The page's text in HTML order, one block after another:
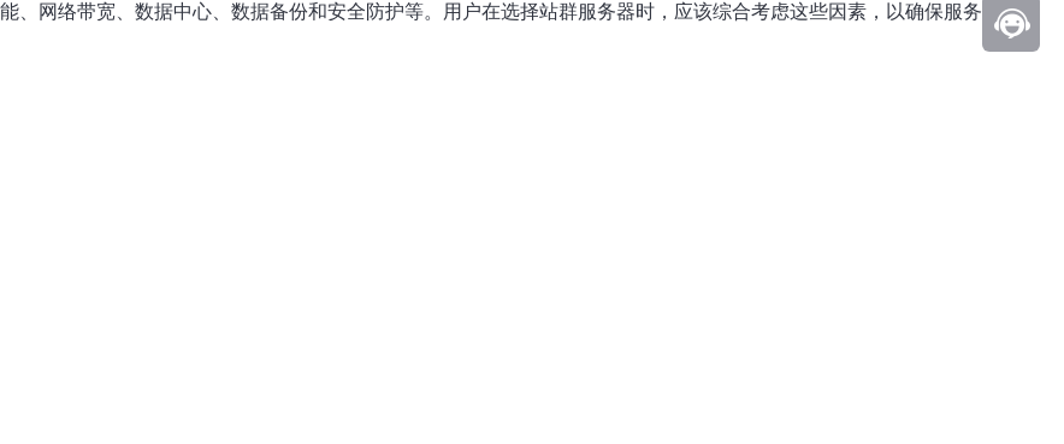
、网络带宽、数据中心、数据备份和安全防护等。用户在选择站群服务器时，应该综合考虑这些因素，以确保服务器稳定